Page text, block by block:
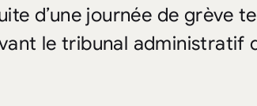
d’une journée de grève
le tribunal administratif